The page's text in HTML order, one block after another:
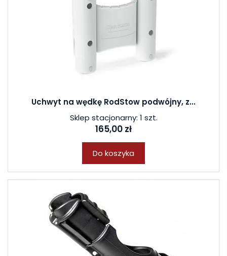
Uchwyt na wędkę RodStow podwójny, z...
Sklep stacjonarny: 1 szt.
165,00 zł
Do koszyka